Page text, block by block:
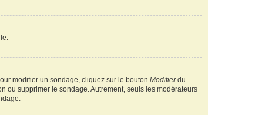
modifier un sondage, cliquez sur le boutonModifierdu
ou supprimer le sondage. Autrement, seuls les modérateurs